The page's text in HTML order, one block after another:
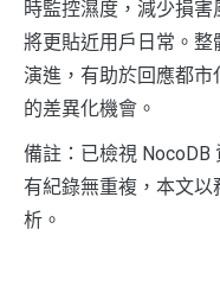
時監控濕度，減少損
將更貼近用戶日常。
演進，有助於回應都
的差異化機會。
備註：已檢視 NocoDB
有紀錄無重複，本文
析。